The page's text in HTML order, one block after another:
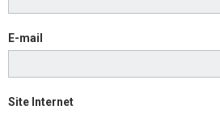
E-mail
Site Internet